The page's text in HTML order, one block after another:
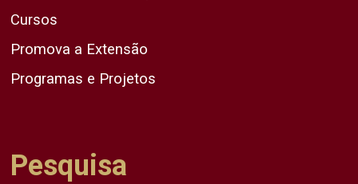
Cursos
Promova a Extensão
Programas e Projetos
Pesquisa